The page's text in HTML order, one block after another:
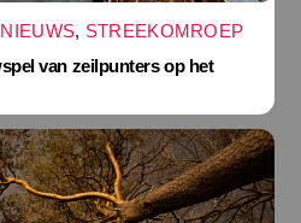
, STREEKOMROEP
van zeilpunters op het